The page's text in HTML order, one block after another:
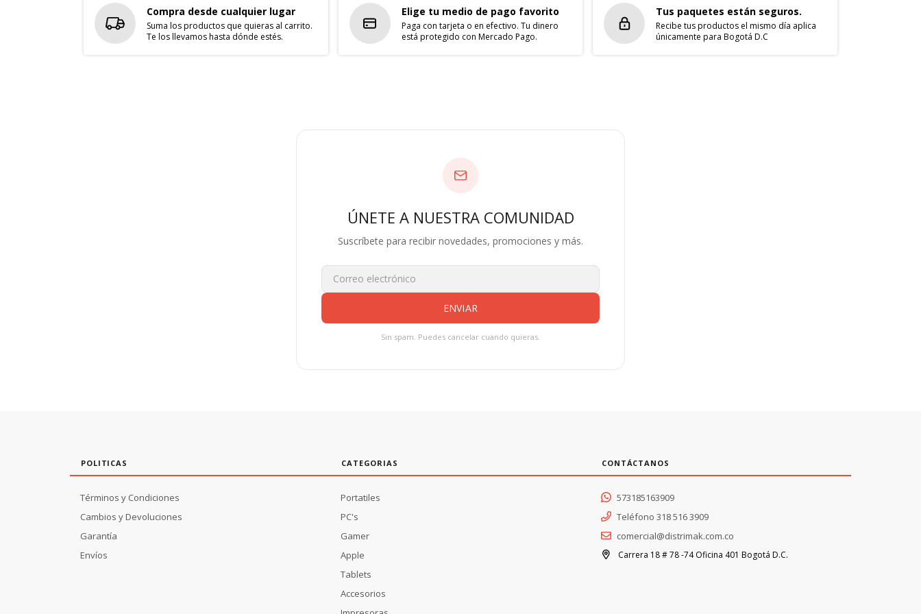
Compra desde cualquier lugar
Suma los productos que quieras al carrito.
Te los llevamos hasta dónde estés.
Elige tu medio de pago favorito
Paga con tarjeta o en efectivo. Tu dinero
está protegido con Mercado Pago.
Tus paquetes están seguros.
Recibe tus productos el mismo día aplica
únicamente para Bogotá D.C
ÚNETE A NUESTRA COMUNIDAD
Suscríbete para recibir novedades, promociones y más.
POLITICAS
Términos y Condiciones
Cambios y Devoluciones
Garantía
Envíos
CATEGORIAS
Portatiles
PC's
Gamer
Apple
Tablets
Accesorios
CONTÁCTANOS
573185163909
Teléfono 318 516 3909
comercial@distrimak.com.co
Carrera 18 # 78 -74 Oficina 401 Bogotá D.C.